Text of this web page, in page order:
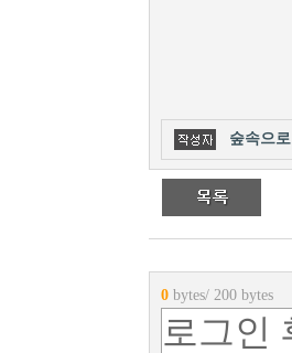
숲속으로
0 bytes/ 200 bytes